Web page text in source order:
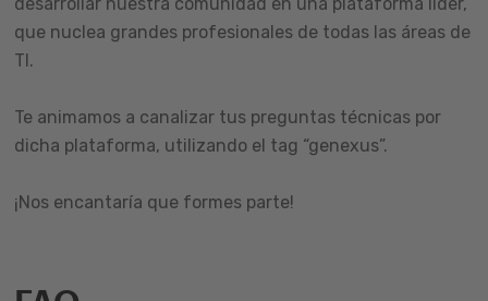
que nuclea grandes profesionales de todas las áreas de
TI.
Te animamos a canalizar tus preguntas técnicas por
dicha plataforma, utilizando el tag “genexus”.
¡Nos encantaría que formes parte!